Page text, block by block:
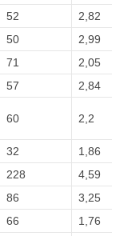
52
2,82
50
2,99
71
2,05
57 2,84
60 2,2
32
1,86
228
4,59
86
3,25
66 1,76